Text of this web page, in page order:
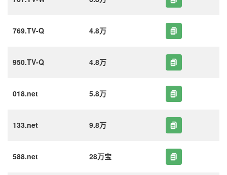
769.TV-Q 4.8万
950.TV-Q 4.8万
018.net 5.8万
133.net 9.8万
588.net 28万宝